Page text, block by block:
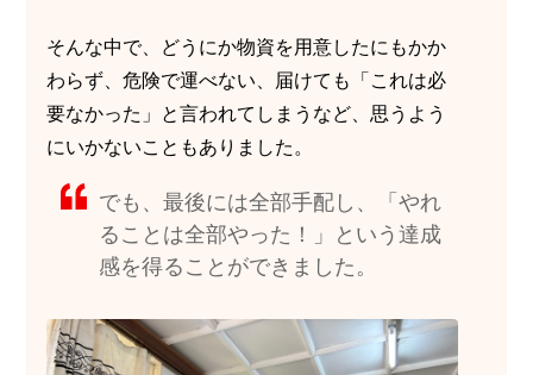
そんな中で、どうにか物資を用意したにもかか
わらず、危険で運べない、届けても「これは必
要なかった」と言われてしまうなど、思うよう
にいかないこともありました。
でも、最後には全部手配し、「やれ
ることは全部やった！」という達成
感を得ることができました。